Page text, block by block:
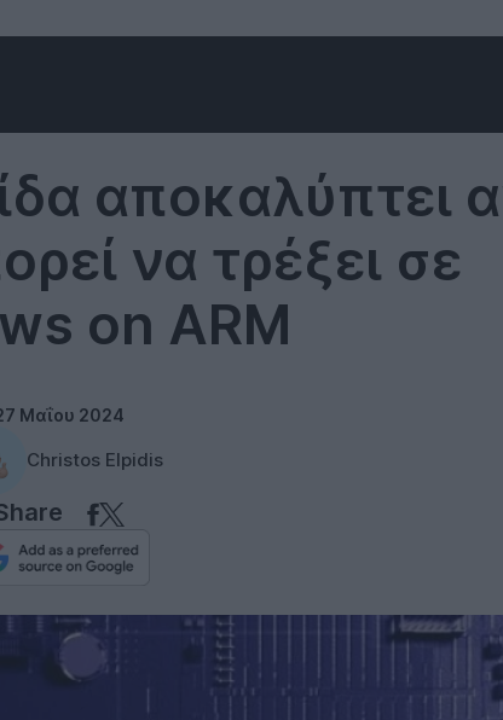
αποκαλύπτει
να τρέξει σε
on ARM
Μαΐου 2024
Christos Elpidis